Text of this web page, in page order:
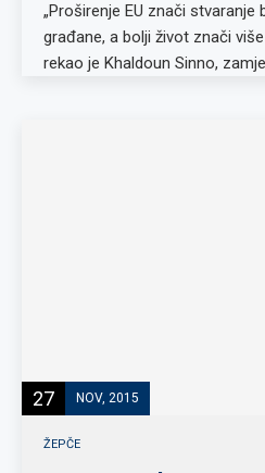
„Proširenje EU znači stvaranje
građane, a bolji život znači
rekao je Khaldoun Sinno,
27 NOV, 2015
ŽEPČE